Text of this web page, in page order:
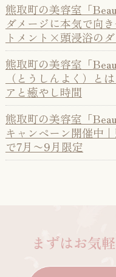
熊取町の美容室「
ダメージに本気で向
トメント×頭浸浴の
熊取町の美容室「
（とうしんよく）と
アと癒やし時間
熊取町の美容室「
キャンペーン開催中
で7月〜9月限定
まずはお気